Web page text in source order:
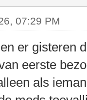
07:29 PM
er gisteren
eerste
als